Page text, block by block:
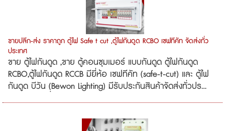
ขายปลีก-ส่ง ราคาถูก ตู้ไฟ Safe t cut ,ตู้ไฟกันดูด RCBO เซฟทีคัท จัดส่งทั่ว
ประเทศ
ขาย ตู้ไฟกันดูด ,ขาย ตู้คอนซุมเมอร์ แบบกันดูด ตู้ไฟกันดูด
RCBO,ตู้ไฟกันดูด RCCB มียี่ห้อ เซฟทีคัท (safe-t-cut) และ ตู้ไฟ
กันดูด บีวัน (ฺBewon Lighting) มีรับประกันสินค้าจัดส่งทั่วปร...